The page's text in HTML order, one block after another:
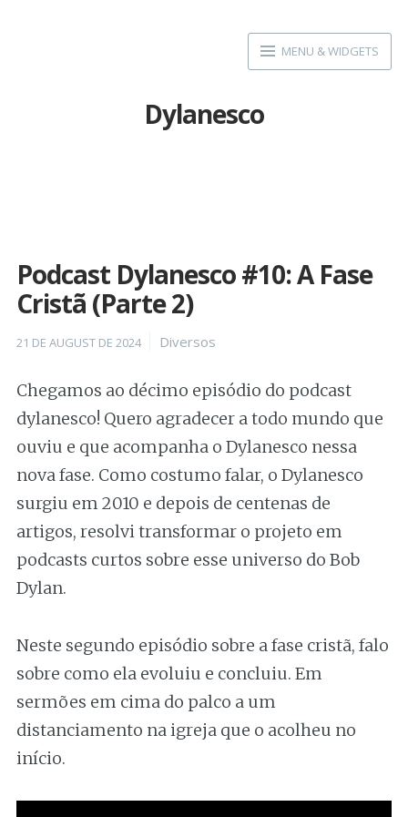
MENU & WIDGETS
Dylanesco
Podcast Dylanesco #10: A Fase
Cristã (Parte 2)
Posted
21 DE AUGUST DE 2024 Categories
Diversos
Chegamos ao décimo episódio do podcast
dylanesco! Quero agradecer a todo mundo que
ouviu e que acompanha o Dylanesco nessa
nova fase. Como costumo falar, o Dylanesco
surgiu em 2010 e depois de centenas de
artigos, resolvi transformar o projeto em
podcasts curtos sobre esse universo do Bob
Dylan.
Neste segundo episódio sobre a fase cristã, falo
sobre como ela evoluiu e concluiu. Em
sermões em cima do palco a um
distanciamento na igreja que o acolheu no
início.